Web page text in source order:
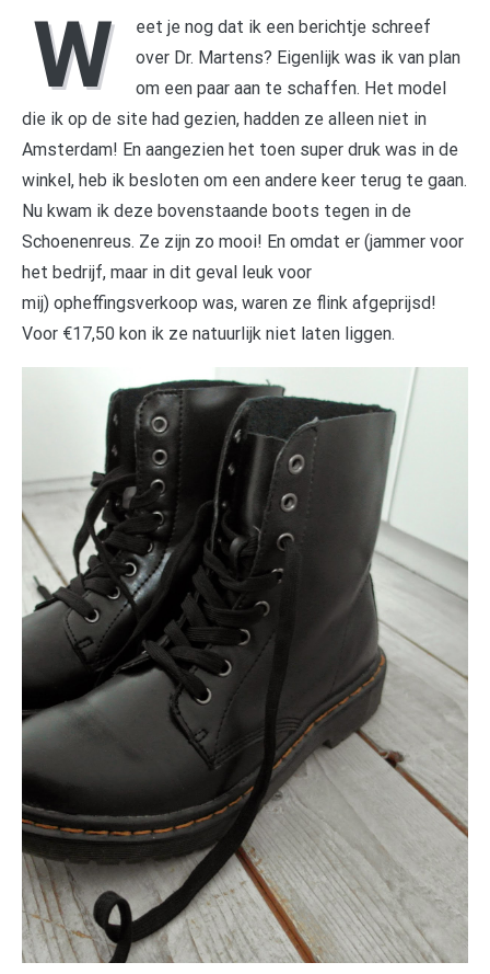
W
eet je nog dat ik een berichtje schreef
over Dr. Martens? Eigenlijk was ik van plan
om een paar aan te schaffen. Het model
die ik op de site had gezien, hadden ze alleen niet in
Amsterdam! En aangezien het toen super druk was in de
winkel, heb ik besloten om een andere keer terug te gaan.
Nu kwam ik deze bovenstaande boots tegen in de
Schoenenreus. Ze zijn zo mooi! En omdat er (jammer voor
het bedrijf, maar in dit geval leuk voor
mij) opheffingsverkoop was, waren ze flink afgeprijsd!
Voor €17,50 kon ik ze natuurlijk niet laten liggen.